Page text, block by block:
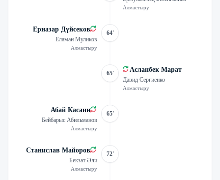
Алмастыру
Ерназар Дүйсеков
Еламан Муликов
Алмастыру
64'
65' Асланбек Марат
Давид Сергиенко
Алмастыру
Абай Касаин
Бейбарыс Абильманов
Алмастыру
65'
Станислав Майоров
Бекзат Әли
Алмастыру
72'